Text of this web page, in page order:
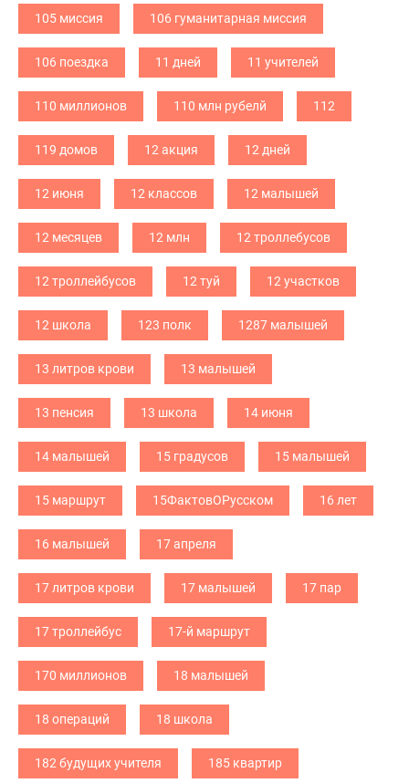
105 миссия 106 гуманитарная миссия
106 поездка 11 дней 11 учителей
110 миллионов 110 млн рубелй 112
119 домов 12 акция 12 дней
12 июня 12 классов 12 малышей
12 месяцев 12 млн 12 троллебусов
12 троллейбусов 12 туй 12 участков
12 школа 123 полк 1287 малышей
13 литров крови 13 малышей
13 пенсия 13 школа 14 июня
14 малышей 15 градусов 15 малышей
15 маршрут 15ФактовОРусском 16 лет
16 малышей 17 апреля
17 литров крови 17 малышей 17 пар
17 троллейбус 17-й маршрут
170 миллионов 18 малышей
18 операций 18 школа
182 будущих учителя 185 квартир